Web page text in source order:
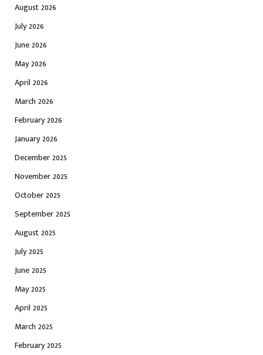
August 2026
July 2026
June 2026
May 2026
April 2026
March 2026
February 2026
January 2026
December 2025
November 2025
October 2025
September 2025
August 2025
July 2025
June 2025
May 2025
April 2025
March 2025
February 2025